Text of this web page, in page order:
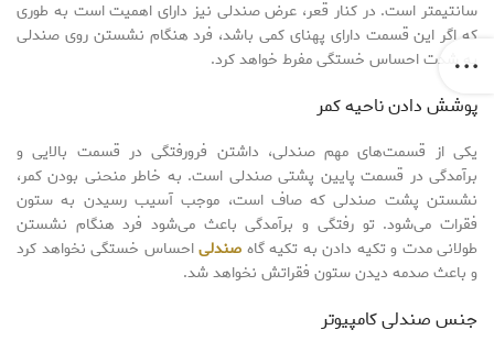
سانتیمتر است. در کنار قعر، عرض صندلی نیز دارای اهمیت است به طوری
که اگر این قسمت دارای پهنای کمی باشد، فرد هنگام نشستن روی صندلی
به شدت احساس خستگی مفرط خواهد کرد.
پوشش دادن ناحیه کمر
یکی از قسمت‌های مهم صندلی، داشتن فرورفتگی در قسمت بالایی و
برآمدگی در قسمت پایین پشتی صندلی است. به خاطر منحنی بودن کمر،
نشستن پشت صندلی که صاف است، موجب آسیب رسیدن به ستون
فقرات می‌شود. تو رفتگی و برآمدگی باعث می‌شود فرد هنگام نشستن
طولانی مدت و تکیه دادن به تکیه گاه صندلیاحساس خستگی نخواهد کرد
و باعث صدمه دیدن ستون فقراتش نخواهد شد.
جنس صندلی کامپیوتر